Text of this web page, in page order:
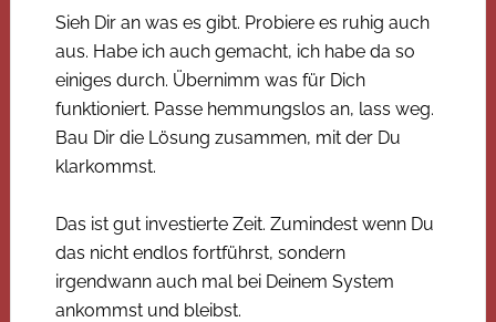
Sieh Dir an was es gibt. Probiere es ruhig auch
aus. Habe ich auch gemacht, ich habe da so
einiges durch. Übernimm was für Dich
funktioniert. Passe hemmungslos an, lass weg.
Bau Dir die Lösung zusammen, mit der Du
klarkommst.
Das ist gut investierte Zeit. Zumindest wenn Du
das nicht endlos fortführst, sondern
irgendwann auch mal bei Deinem System
ankommst und bleibst.